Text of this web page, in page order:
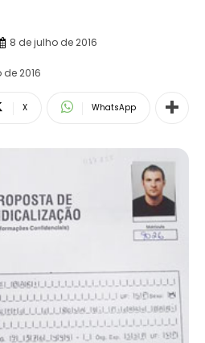
8 de julho de 2016
2016
X WhatsApp